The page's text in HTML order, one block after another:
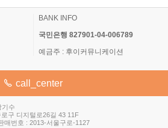
BANK INFO
국민은행 827901-04-006789
예금주 : 후이커뮤니케이션
call_center
기수
구 디지털로26길 43 11F
매번호 : 2013-서울구로-1127